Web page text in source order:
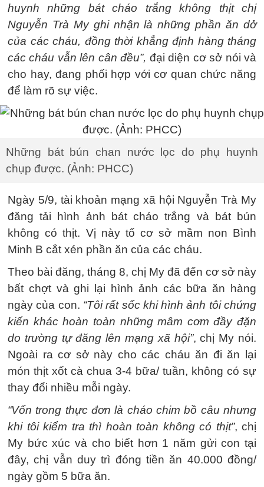
huynh những bát cháo trắng không thịt chị
Nguyễn Trà My ghi nhận là những phần ăn dở
của các cháu, đồng thời khẳng định hàng tháng
các cháu vẫn lên cân đều”, đại diện cơ sở nói và
cho hay, đang phối hợp với cơ quan chức năng
để làm rõ sự việc.
Những bát bún chan nước lọc do phụ huynh
chụp được. (Ảnh: PHCC)
Ngày 5/9, tài khoản mạng xã hội Nguyễn Trà My
đăng tải hình ảnh bát cháo trắng và bát bún
không có thịt. Vị này tố cơ sở mầm non Bình
Minh B cắt xén phần ăn của các cháu.
Theo bài đăng, tháng 8, chị My đã đến cơ sở này
bất chợt và ghi lại hình ảnh các bữa ăn hàng
ngày của con. “Tôi rất sốc khi hình ảnh tôi chứng
kiến khác hoàn toàn những mâm cơm đầy đặn
do trường tự đăng lên mạng xã hội”, chị My nói.
Ngoài ra cơ sở này cho các cháu ăn đi ăn lại
món thịt xốt cà chua 3-4 bữa/ tuần, không có sự
thay đổi nhiều mỗi ngày.
“Vốn trong thực đơn là cháo chim bồ câu nhưng
khi tôi kiểm tra thì hoàn toàn không có thịt”, chị
My bức xúc và cho biết hơn 1 năm gửi con tại
đây, chị vẫn duy trì đóng tiền ăn 40.000 đồng/
ngày gồm 5 bữa ăn.